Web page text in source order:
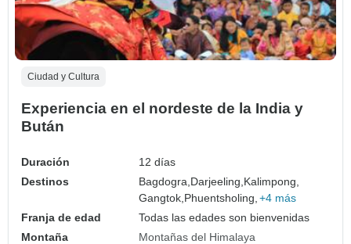
Ciudad y Cultura
Experiencia en el nordeste de la India y
Bután
Duración
12 días
Destinos
Bagdogra, Darjeeling, Kalimpong,
Gangtok, Phuentsholing, +4 más
Franja de edad
Todas las edades son bienvenidas
Montaña
Montañas del Himalaya